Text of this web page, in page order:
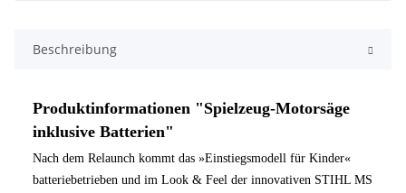
Beschreibung
Produktinformationen "Spielzeug-Motorsäge
inklusive Batterien"
Nach dem Relaunch kommt das »Einstiegsmodell für Kinder«
batteriebetrieben und im Look & Feel der innovativen STIHL MS